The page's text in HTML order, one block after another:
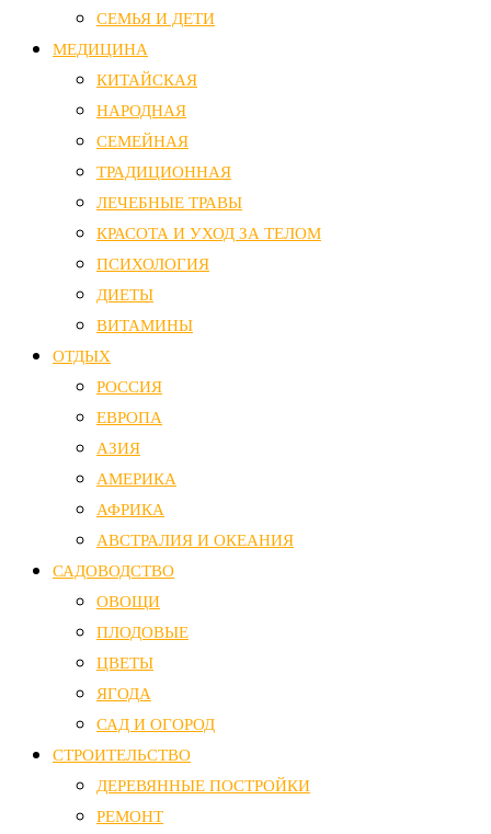
СЕМЬЯ И ДЕТИ
МЕДИЦИНА
КИТАЙСКАЯ
НАРОДНАЯ
СЕМЕЙНАЯ
ТРАДИЦИОННАЯ
ЛЕЧЕБНЫЕ ТРАВЫ
КРАСОТА И УХОД ЗА ТЕЛОМ
ПСИХОЛОГИЯ
ДИЕТЫ
ВИТАМИНЫ
ОТДЫХ
РОССИЯ
ЕВРОПА
АЗИЯ
АМЕРИКА
АФРИКА
АВСТРАЛИЯ И ОКЕАНИЯ
САДОВОДСТВО
ОВОЩИ
ПЛОДОВЫЕ
ЦВЕТЫ
ЯГОДА
САД И ОГОРОД
СТРОИТЕЛЬСТВО
ДЕРЕВЯННЫЕ ПОСТРОЙКИ
РЕМОНТ